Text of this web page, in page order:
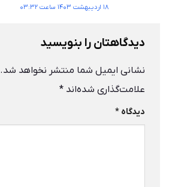
۱۸ اردیبهشت ۱۴۰۳ ساعت ۰۳:۳۲
دیدگاهتان را بنویسید
نشانی ایمیل شما منتشر نخواهد شد.
علامت‌گذاری شده‌اند *
دیدگاه *